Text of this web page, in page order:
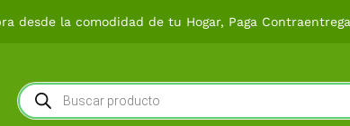
desde la comodidad de tu Hogar, Paga
Búsqueda
de
productos
125Gr